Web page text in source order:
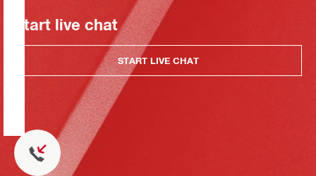
Start live chat
START LIVE CHAT